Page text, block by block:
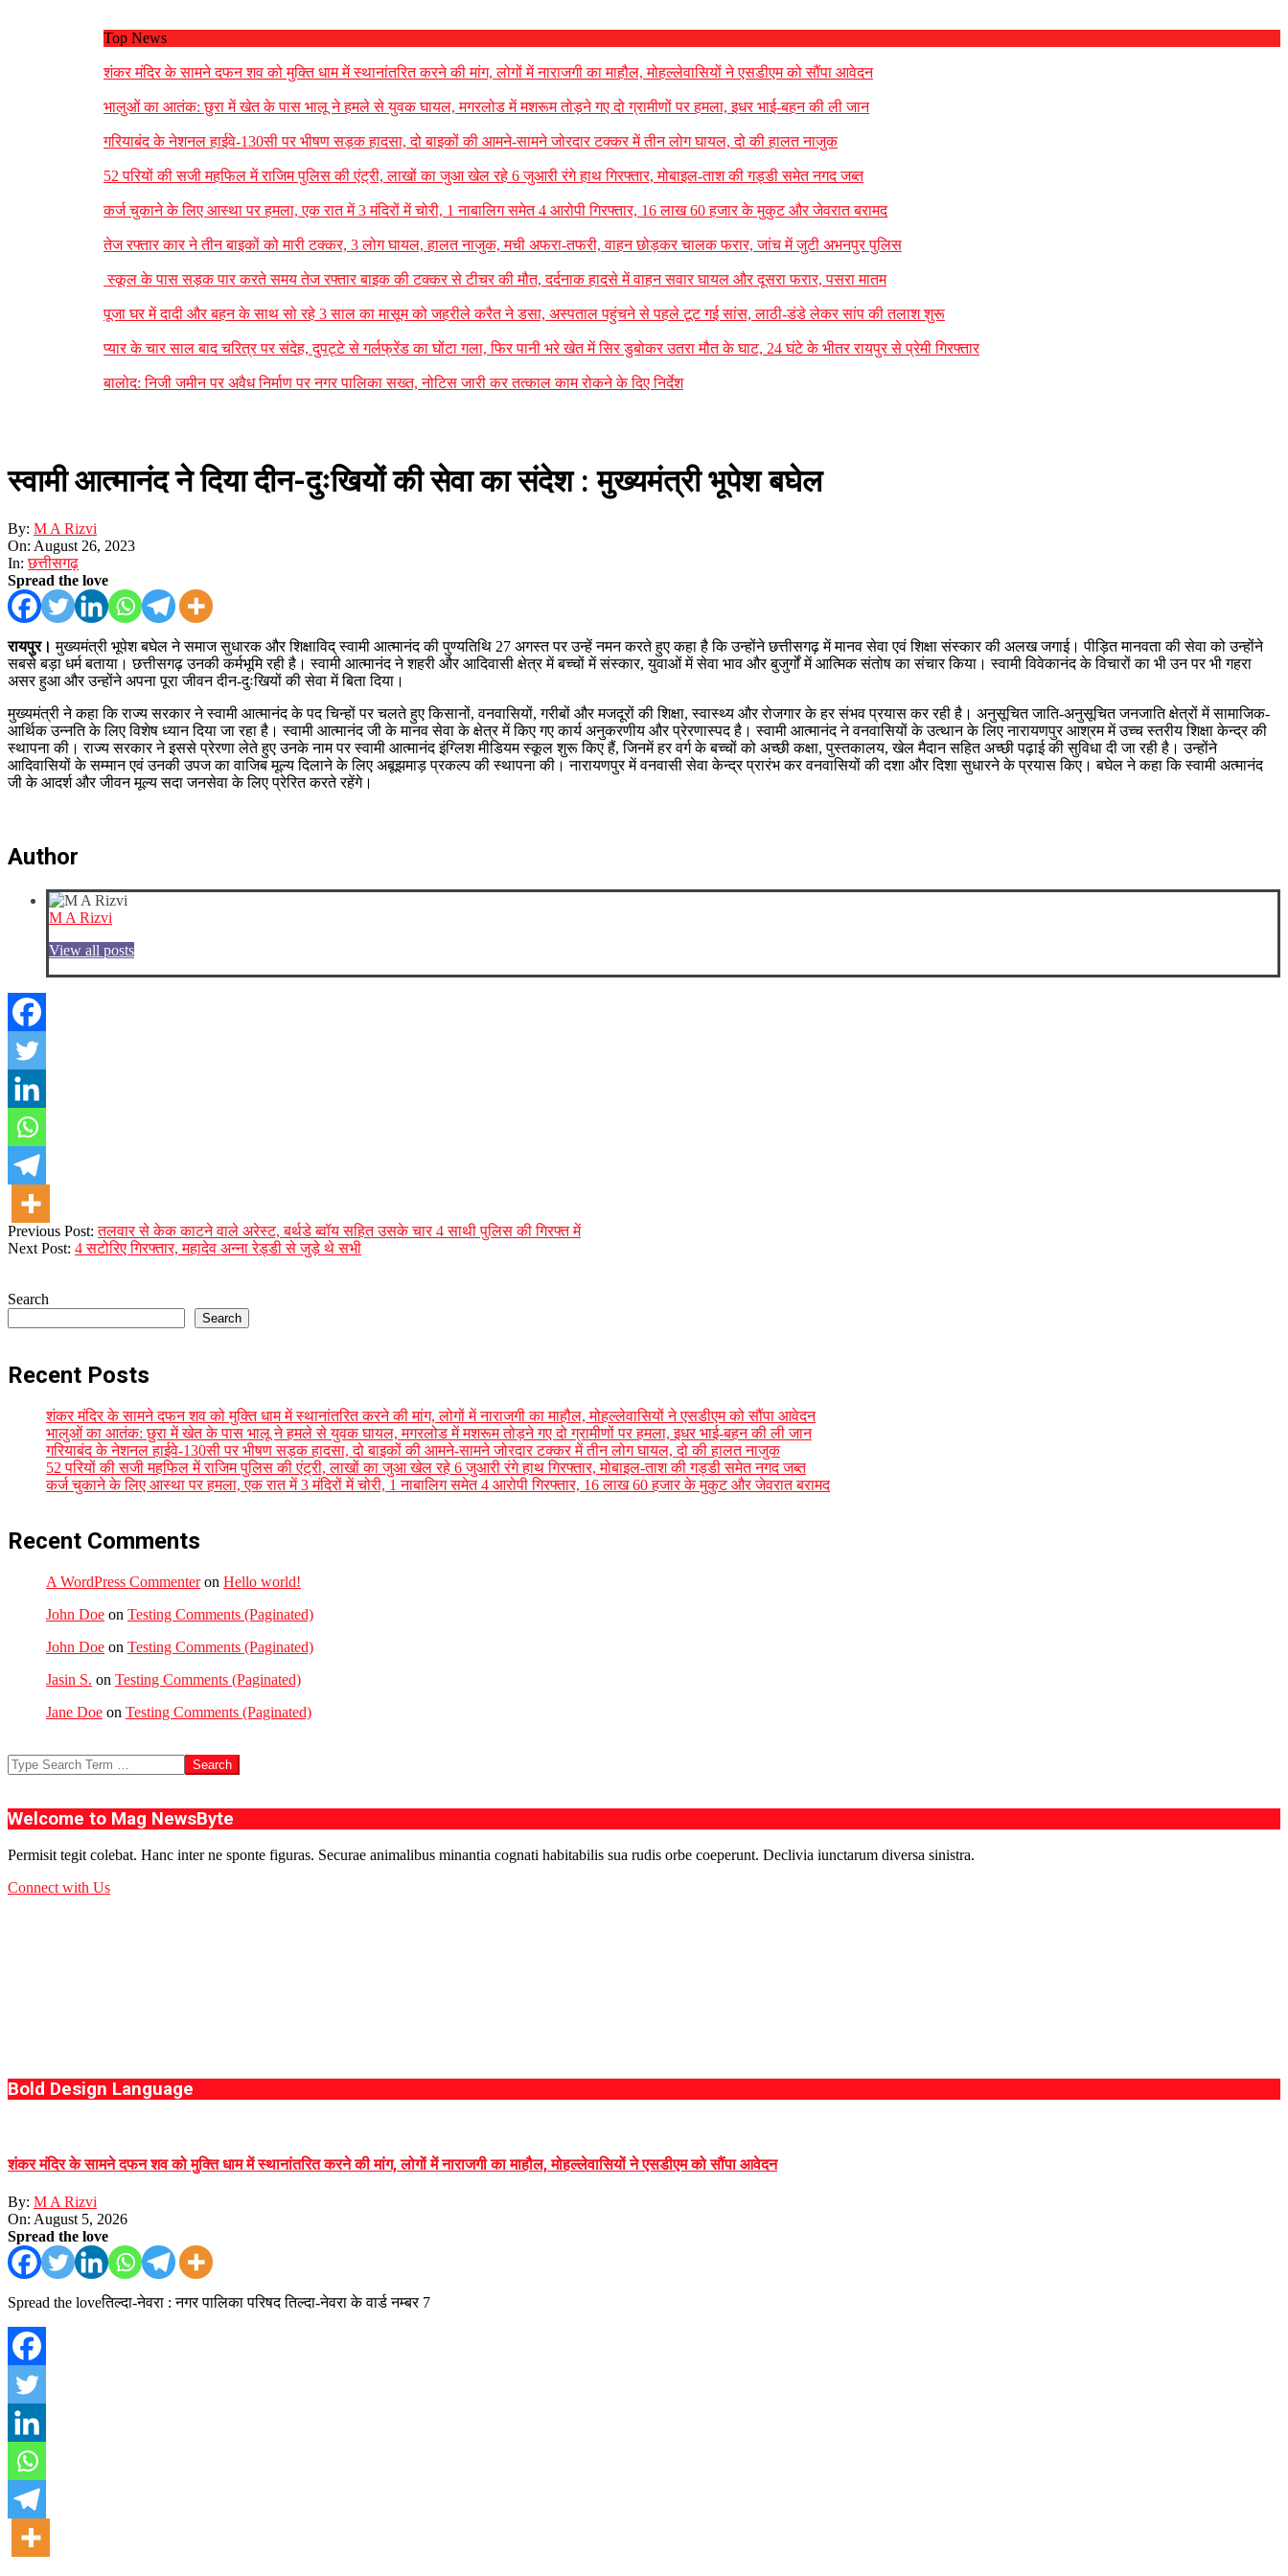
Top News
शंकर मंदिर के सामने दफन शव को मुक्ति धाम में स्थानांतरित करने की मांग, लोगों में नाराजगी का माहौल, मोहल्लेवासियों ने एसडीएम को सौंपा आवेदन
भालुओं का आतंक: छुरा में खेत के पास भालू ने हमले से युवक घायल, मगरलोड में मशरूम तोड़ने गए दो ग्रामीणों पर हमला, इधर भाई-बहन की ली जान
गरियाबंद के नेशनल हाईवे-130सी पर भीषण सड़क हादसा, दो बाइकों की आमने-सामने जोरदार टक्कर में तीन लोग घायल, दो की हालत नाजुक
52 परियों की सजी महफिल में राजिम पुलिस की एंट्री, लाखों का जुआ खेल रहे 6 जुआरी रंगे हाथ गिरफ्तार, मोबाइल-ताश की गड्डी समेत नगद जब्त
कर्ज चुकाने के लिए आस्था पर हमला, एक रात में 3 मंदिरों में चोरी, 1 नाबालिग समेत 4 आरोपी गिरफ्तार, 16 लाख 60 हजार के मुकुट और जेवरात बरामद
तेज रफ्तार कार ने तीन बाइकों को मारी टक्कर, 3 लोग घायल, हालत नाजुक, मची अफरा-तफरी, वाहन छोड़कर चालक फरार, जांच में जुटी अभनपुर पुलिस
स्कूल के पास सड़क पार करते समय तेज रफ्तार बाइक की टक्कर से टीचर की मौत, दर्दनाक हादसे में वाहन सवार घायल और दूसरा फरार, पसरा मातम
पूजा घर में दादी और बहन के साथ सो रहे 3 साल का मासूम को जहरीले करैत ने डसा, अस्पताल पहुंचने से पहले टूट गई सांस, लाठी-डंडे लेकर सांप की तलाश शुरू
प्यार के चार साल बाद चरित्र पर संदेह, दुपट्टे से गर्लफ्रेंड का घोंटा गला, फिर पानी भरे खेत में सिर डुबोकर उतरा मौत के घाट, 24 घंटे के भीतर रायपुर से प्रेमी गिरफ्तार
बालोद: निजी जमीन पर अवैध निर्माण पर नगर पालिका सख्त, नोटिस जारी कर तत्काल काम रोकने के दिए निर्देश
स्वामी आत्मानंद ने दिया दीन-दुःखियों की सेवा का संदेश : मुख्यमंत्री भूपेश बघेल
By: M A Rizvi
On: August 26, 2023
In: छत्तीसगढ़
Spread the love
रायपुर। मुख्यमंत्री भूपेश बघेल ने समाज सुधारक और शिक्षाविद् स्वामी आत्मानंद की पुण्यतिथि 27 अगस्त पर उन्हें नमन करते हुए कहा है कि उन्होंने छत्तीसगढ़ में मानव सेवा एवं शिक्षा संस्कार की अलख जगाई। पीड़ित मानवता की सेवा को उन्होंने
सबसे बड़ा धर्म बताया। छत्तीसगढ़ उनकी कर्मभूमि रही है। स्वामी आत्मानंद ने शहरी और आदिवासी क्षेत्र में बच्चों में संस्कार, युवाओं में सेवा भाव और बुजुर्गों में आत्मिक संतोष का संचार किया। स्वामी विवेकानंद के विचारों का भी उन पर भी गहरा
असर हुआ और उन्होंने अपना पूरा जीवन दीन-दुःखियों की सेवा में बिता दिया।
मुख्यमंत्री ने कहा कि राज्य सरकार ने स्वामी आत्मानंद के पद चिन्हों पर चलते हुए किसानों, वनवासियों, गरीबों और मजदूरों की शिक्षा, स्वास्थ्य और रोजगार के हर संभव प्रयास कर रही है। अनुसूचित जाति-अनुसूचित जनजाति क्षेत्रों में सामाजिक-
आर्थिक उन्नति के लिए विशेष ध्यान दिया जा रहा है। स्वामी आत्मानंद जी के मानव सेवा के क्षेत्र में किए गए कार्य अनुकरणीय और प्रेरणास्पद है। स्वामी आत्मानंद ने वनवासियों के उत्थान के लिए नारायणपुर आश्रम में उच्च स्तरीय शिक्षा केन्द्र की
स्थापना की। राज्य सरकार ने इससे प्रेरणा लेते हुए उनके नाम पर स्वामी आत्मानंद इंग्लिश मीडियम स्कूल शुरू किए हैं, जिनमें हर वर्ग के बच्चों को अच्छी कक्षा, पुस्तकालय, खेल मैदान सहित अच्छी पढ़ाई की सुविधा दी जा रही है। उन्होंने
आदिवासियों के सम्मान एवं उनकी उपज का वाजिब मूल्य दिलाने के लिए अबूझमाड़ प्रकल्प की स्थापना की। नारायणपुर में वनवासी सेवा केन्द्र प्रारंभ कर वनवासियों की दशा और दिशा सुधारने के प्रयास किए। बघेल ने कहा कि स्वामी अत्मानंद
जी के आदर्श और जीवन मूल्य सदा जनसेवा के लिए प्रेरित करते रहेंगे।
Author
M A Rizvi
View all posts
2023-
08-
Previous Post:तलवार से केक काटने वाले अरेस्ट, बर्थडे ब्वॉय सहित उसके चार 4 साथी पुलिस की गिरफ्त में
Next Post: 4 सटोरिए गिरफ्तार, महादेव अन्ना रेड्डी से जुड़े थे सभी
Search
Search
Recent Posts
शंकर मंदिर के सामने दफन शव को मुक्ति धाम में स्थानांतरित करने की मांग, लोगों में नाराजगी का माहौल, मोहल्लेवासियों ने एसडीएम को सौंपा आवेदन
भालुओं का आतंक: छुरा में खेत के पास भालू ने हमले से युवक घायल, मगरलोड में मशरूम तोड़ने गए दो ग्रामीणों पर हमला, इधर भाई-बहन की ली जान
गरियाबंद के नेशनल हाईवे-130सी पर भीषण सड़क हादसा, दो बाइकों की आमने-सामने जोरदार टक्कर में तीन लोग घायल, दो की हालत नाजुक
52 परियों की सजी महफिल में राजिम पुलिस की एंट्री, लाखों का जुआ खेल रहे 6 जुआरी रंगे हाथ गिरफ्तार, मोबाइल-ताश की गड्डी समेत नगद जब्त
कर्ज चुकाने के लिए आस्था पर हमला, एक रात में 3 मंदिरों में चोरी, 1 नाबालिग समेत 4 आरोपी गिरफ्तार, 16 लाख 60 हजार के मुकुट और जेवरात बरामद
Recent Comments
A WordPress Commenteron Hello world!
John Doe on Testing Comments (Paginated)
John Doe on Testing Comments (Paginated)
Jasin S. on Testing Comments (Paginated)
Jane Doe on Testing Comments (Paginated)
Search
Welcome to Mag NewsByte
Permisit tegit colebat. Hanc inter ne sponte figuras. Securae animalibus minantia cognati habitabilis sua rudis orbe coeperunt. Declivia iunctarum diversa sinistra.
Connect with Us
Bold Design Language
शंकर मंदिर के सामने दफन शव को मुक्ति धाम में स्थानांतरित करने की मांग, लोगों में नाराजगी का माहौल, मोहल्लेवासियों ने एसडीएम को सौंपा आवेदन
By: M A Rizvi
On: August 5, 2026
Spread the love
Spread the loveतिल्दा-नेवरा : नगर पालिका परिषद तिल्दा-नेवरा के वार्ड नम्बर 7